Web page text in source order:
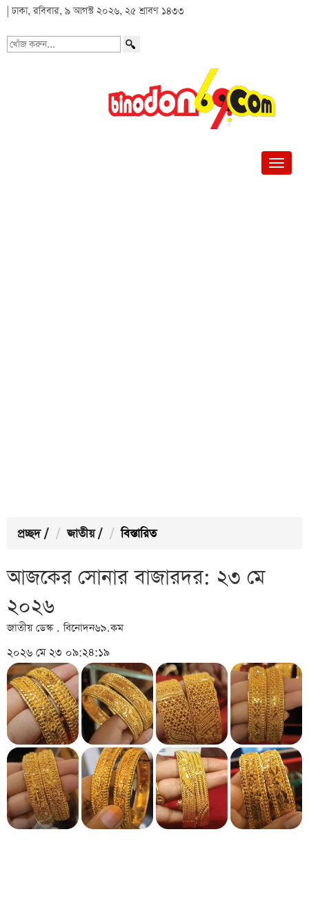
| ঢাকা, রবিবার, ৯ আগস্ট ২০২৬, ২৫ শ্রাবণ ১৪৩৩
খোঁজ
প্রচ্ছদ / জাতীয় / বিস্তারিত
আজকের সোনার বাজারদর: ২৩ মে
২০২৬
জাতীয় ডেস্ক . বিনোদন৬৯.কম
২০২৬ মে ২৩ ০৯:২৪:১৯